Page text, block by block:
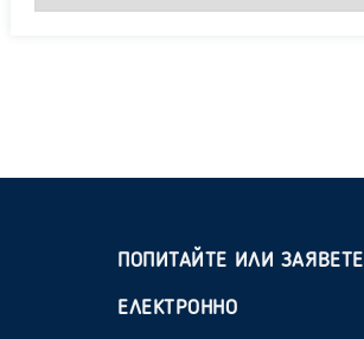
ПОПИТАЙТЕ ИЛИ ЗАЯВЕТЕ
ЕЛЕКТРОННО